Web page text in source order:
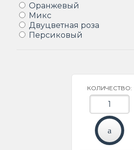
Оранжевый
Микс
Двуцветная роза
Персиковый
КОЛИЧЕСТВО: